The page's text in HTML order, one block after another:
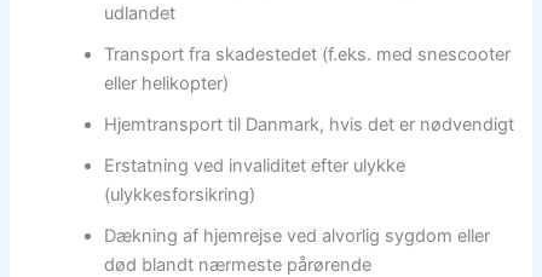
udlandet
Transport fra skadestedet (f.eks. med snescooter
eller helikopter)
Hjemtransport til Danmark, hvis det er nødvendigt
Erstatning ved invaliditet efter ulykke
(ulykkesforsikring)
Dækning af hjemrejse ved alvorlig sygdom eller
død blandt nærmeste pårørende